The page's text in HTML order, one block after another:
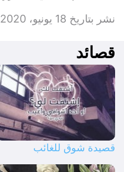
نشر بتاريخ 18 يونيو، 2020
قصائد
قصيدة شوق للغائب